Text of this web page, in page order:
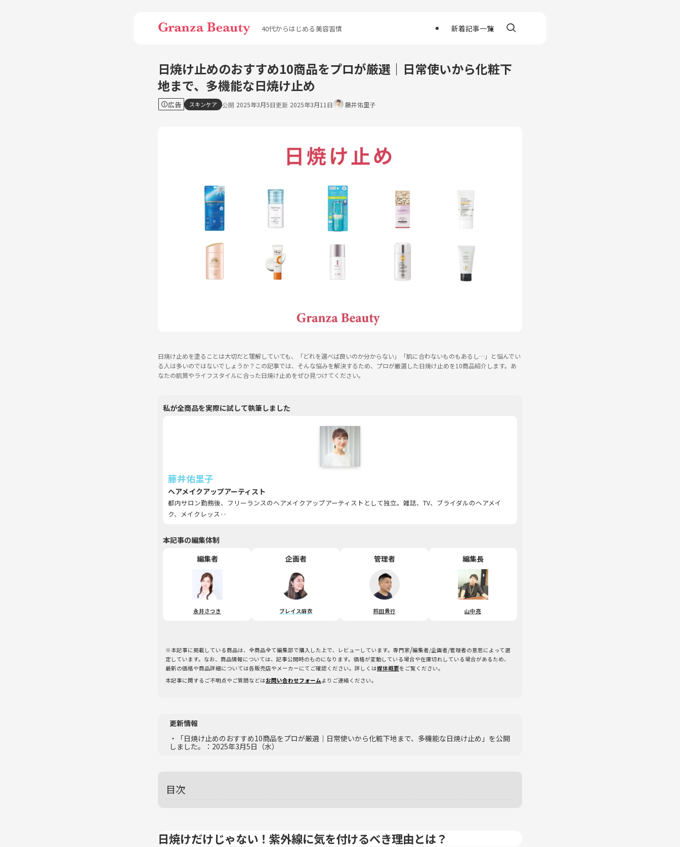
40代からはじめる美容習慣 新着記事一覧
日焼け止めのおすすめ10商品をプロが厳選｜日常使いから化粧下
地まで、多機能な日焼け止め
広告 スキンケア 2025年3月5日 2025年3月11日 藤井佑里子
日焼け止めを塗ることは大切だと理解していても、「どれを選べば良いのか分からない」「肌に合わないものもあるし…」と悩んでい
る人は多いのではないでしょうか？この記事では、そんな悩みを解決するため、プロが厳選した日焼け止めを10商品紹介します。あ
なたの肌質やライフスタイルに合った日焼け止めをぜひ見つけてください。
私が全商品を実際に試して執筆しました
藤井佑里子
ヘアメイクアップアーティスト
都内サロン勤務後、フリーランスのヘアメイクアップアーティストとして独立。雑誌、TV、ブライダルのヘアメイ
ク、メイクレッス‥
本記事の編集体制
編集者
永井さつき
企画者
ブレイス麻衣
管理者
熊田貴行
編集長
山中亮
※本記事に掲載している商品は、全商品全て編集部で購入した上で、レビューしています。専門家/編集者/企画者/管理者の意思によって選
定しています。なお、商品情報については、記事公開時のものになります。価格が変動している場合や在庫切れしている場合があるため、
最新の価格や商品詳細については各販売店やメーカーにてご確認ください。詳しくは媒体概要をご覧ください。
本記事に関するご不明点やご質問などはお問い合わせフォームよりご連絡ください。
更新情報
・「日焼け止めのおすすめ10商品をプロが厳選｜日常使いから化粧下地まで、多機能な日焼け止め」を公開
しました。：2025年3月5日（水）
目次
日焼けだけじゃない！紫外線に気を付けるべき理由とは？